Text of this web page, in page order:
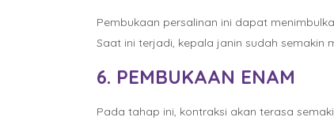
Pembukaan persalinan ini dapat
Saat ini terjadi, kepala janin sudah semakin
6. PEMBUKAAN ENAM
Pada tahap ini, kontraksi akan terasa